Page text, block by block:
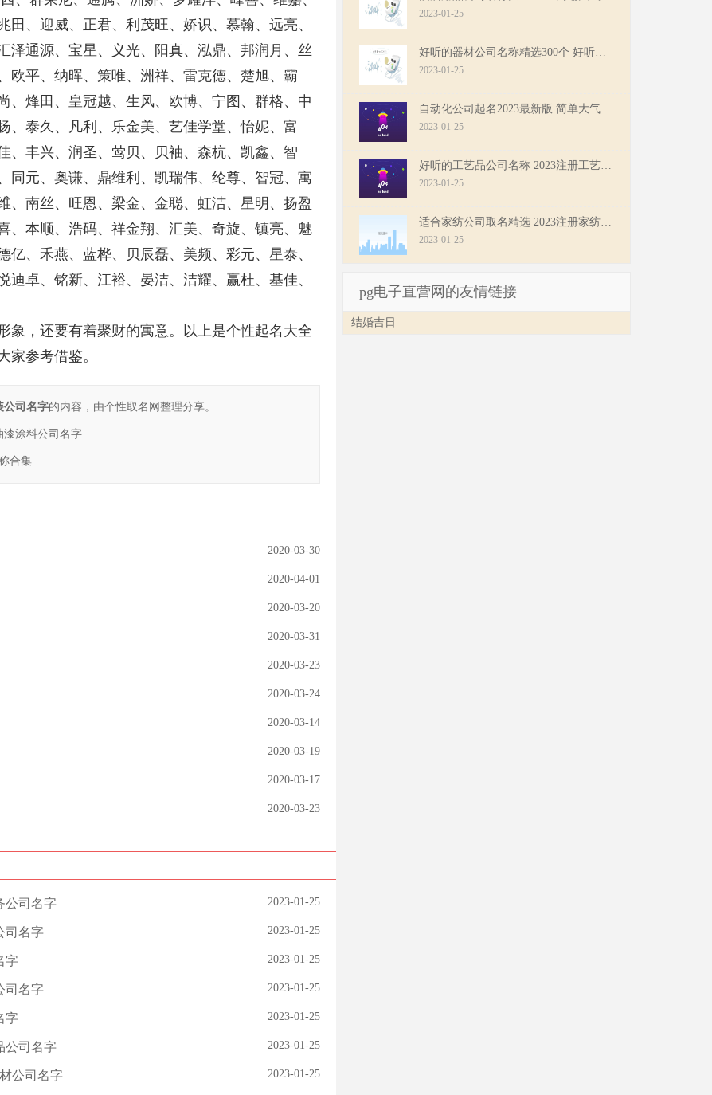
、迎威、正君、利茂旺、娇识、慕翰、远亮、
泽通源、宝星、义光、阳真、泓鼎、邦润月、丝
欧平、纳晖、策唯、洲祥、雷克德、楚旭、霸
、烽田、皇冠越、生风、欧博、宁图、群格、中
、泰久、凡利、乐金美、艺佳学堂、怡妮、富
、丰兴、润圣、莺贝、贝袖、森杭、凯鑫、智
同元、奥谦、鼎维利、凯瑞伟、纶尊、智冠、寓
、南丝、旺恩、梁金、金聪、虹洁、星明、扬盈
、本顺、浩码、祥金翔、汇美、奇旋、镇亮、魅
、禾燕、蓝桦、贝辰磊、美频、彩元、星泰、
卓、铭新、江裕、晏洁、洁耀、赢杜、基佳、
象，还要有着聚财的寓意。以上是个性起名大全
家参考借鉴。
公司名字的内容，由个性取名网整理分享。
漆涂料公司名字
合集
2020-03-30
2020-04-01
2020-03-20
2020-03-31
2020-03-23
2020-03-24
2020-03-14
2020-03-19
2020-03-17
2020-03-23
2023-01-25
公司名字
2023-01-25
司名字
2023-01-25
字
2023-01-25
司名字
2023-01-25
字
2023-01-25
公司名字
2023-01-25
公司名字
2023-01-25
2023-01-25
2023-01-25
2023-01-25
2023-01-25
pg电子直营网的友情链接
结婚吉日